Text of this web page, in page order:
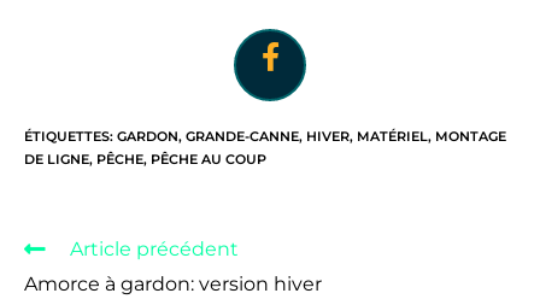
ÉTIQUETTES: GARDON, GRANDE-CANNE, HIVER, MATÉRIEL, MONTAGE
DE LIGNE, PÊCHE, PÊCHE AU COUP
Article précédent
Amorce à gardon: version hiver